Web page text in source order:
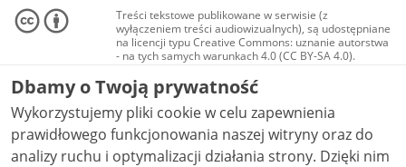
Treści tekstowe publikowane w serwisie (z
wyłączeniem treści audiowizualnych), są udostępniane
na licencji typu Creative Commons: uznanie autorstwa
- na tych samych warunkach 4.0 (CC BY-SA 4.0).
Materiały audiowizualne, w tym zdjęcia, materiały
audio i wideo, są udostępniane na licencji typu
Creative Commons: uznanie autorstwa użycie
niekomercyjne - bez utworów zależnych 4.0 (CC BY-
NC-ND 4.0), o ile nie jest to stwierdzone inaczej.
Dbamy o Twoją prywatność
Wykorzystujemy pliki cookie w celu zapewnienia
prawidłowego funkcjonowania naszej witryny oraz do
analizy ruchu i optymalizacji działania strony. Dzięki nim